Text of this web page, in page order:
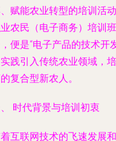
赋能农业转型的培训活
农民（电子商务）培训
便是“电子产品的技术开
践引入传统农业领域，
复合型新农人。
时代背景与培训初衷
互联网技术的飞速发展